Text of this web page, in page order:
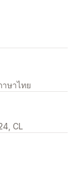
ษาไทย
CL